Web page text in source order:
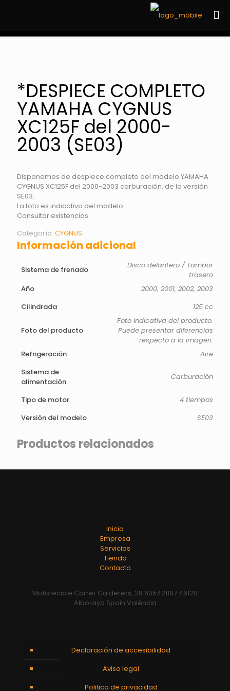
*DESPIECE COMPLETO
YAMAHA CYGNUS
XC125F del 2000-
2003 (SE03)
Disponemos de despiece completo del modelo YAMAHA
CYGNUS XC125F del 2000-2003 carburación, de la versión
SE03.
La foto es indicativa del modelo.
Consultar existencias.
Categoría: CYGNUS
Información adicional
Sistema de frenado
Disco delantero / Tambor
trasero
Año
2000, 2001, 2002, 2003
Cilindrada
125 cc
Foto del producto
Foto indicativa del producto.
Puede presentar diferencias
respecto a la imagen.
Refrigeración
Aire
Sistema de
alimentación
Carburación
Tipo de motor
4 tiempos
Versión del modelo
SE03
Productos relacionados
Inicio
Empresa
Servicios
Tienda
Contacto
Motorecicle Carrer Calderers, 28 605421187 46120
Alboraya Spain València
Declaración de accesibilidad
Aviso legal
Politica de privacidad